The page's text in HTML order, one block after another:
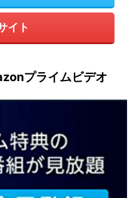
イト
プライムビデオ